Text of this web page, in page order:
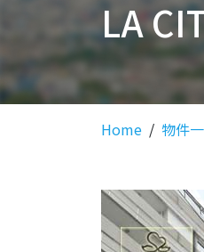
LA
Home 物件